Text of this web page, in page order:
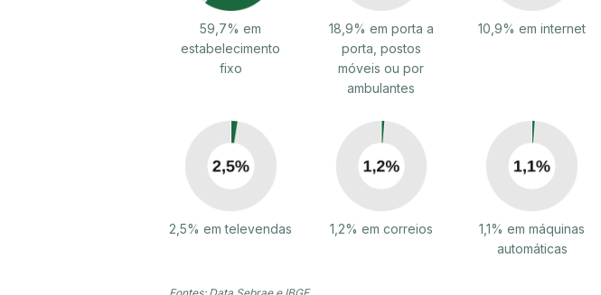
59,7% em
estabelecimento
fixo
18,9% em porta a
porta, postos
móveis ou por
ambulantes
10,9% em internet
2,5% em televendas 1,2% em correios
1,1% em máquinas
automáticas